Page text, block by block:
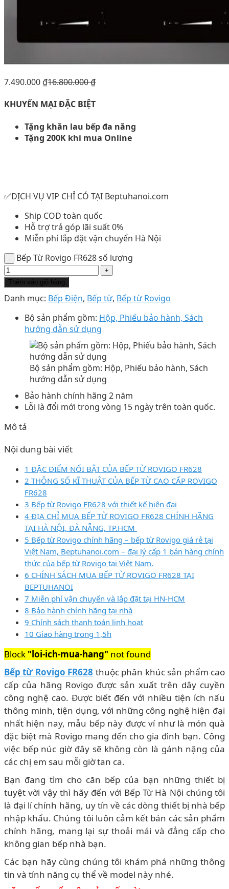
7.490.000 ₫16.800.000₫
KHUYẾN MẠI ĐẶC BIỆT
Tặng khăn lau bếp đa năng
Tặng 200K khi mua Online
✅DỊCH VỤ VIP CHỈ CÓ TẠI Beptuhanoi.com
Ship COD toàn quốc
Hỗ trợ trả góp lãi suất 0%
Miễn phí lắp đặt vận chuyển Hà Nội
Bếp Từ Rovigo FR628 số lượng
Thêm vào giỏ hàng
Danh mục: Bếp Điện, Bếp từ, Bếp từ Rovigo
Bộ sản phẩm gồm: Hộp, Phiếu bảo hành, Sách
hướng dẫn sử dụng
Bộ sản phẩm gồm: Hộp, Phiếu bảo hành, Sách
hướng dẫn sử dụng
Bảo hành chính hãng 2 năm
Lỗi là đổi mới trong vòng 15 ngày trên toàn quốc.
Mô tả
Nội dung bài viết
1 ĐẶC ĐIỂM NỔI BẬT CỦA BẾP TỪ ROVIGO FR628
2 THÔNG SỐ KĨ THUẬT CỦA BẾP TỪ CAO CẤP ROVIGO
FR628
3 Bếp từ Rovigo FR628 với thiết kế hiện đại
4 ĐỊA CHỈ MUA BẾP TỪ ROVIGO FR628 CHÍNH HÃNG
TẠI HÀ NỘI, ĐÀ NẴNG, TP.HCM
5 Bếp từ Rovigo chính hãng – bếp từ Rovigo giá rẻ tại
Việt Nam, Beptuhanoi.com – đại lý cấp 1 bán hàng chính
thức của bếp từ Rovigo tại Việt Nam.
6 CHÍNH SÁCH MUA BẾP TỪ ROVIGO FR628 TẠI
BEPTUHANOI
7 Miễn phí vận chuyển và lắp đặt tại HN-HCM
8 Bảo hành chính hãng tại nhà
9 Chính sách thanh toán linh hoạt
10 Giao hàng trong 1,5h
Block "loi-ich-mua-hang" not found
Bếp từ Rovigo FR628 thuộc phân khúc sản phẩm cao
cấp của hãng Rovigo được sản xuất trên dây cuyền
công nghệ cao. Được biết đến với nhiều tiện ích nấu
thông minh, tiện dụng, với những công nghệ hiện đại
nhất hiện nay, mẫu bếp này được ví như là món quà
đặc biệt mà Rovigo mang đến cho gia đình bạn. Công
việc bếp núc giờ đây sẽ không còn là gánh nặng của
các chị em sau mỗi giờ tan ca.
Bạn đang tìm cho căn bếp của bạn những thiết bị
tuyệt vời vậy thì hãy đến với Bếp Từ Hà Nội chúng tôi
là đại lí chính hãng, uy tín về các dòng thiết bị nhà bếp
nhập khẩu. Chúng tôi luôn cảm kết bán các sản phẩm
chính hãng, mang lại sự thoải mái và đẳng cấp cho
không gian bếp nhà bạn.
Các bạn hãy cùng chúng tôi khám phá những thông
tin và tính năng cụ thể về model này nhé.